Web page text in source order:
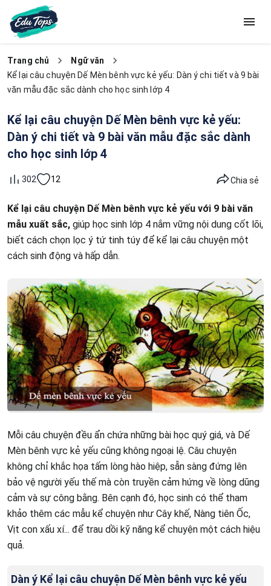
Trang chủ
Ngữ văn
Kể lại câu chuyện Dế Mèn bênh vực kẻ yếu: Dàn ý chi tiết và 9 bài
văn mẫu đặc sắc dành cho học sinh lớp 4
Kể lại câu chuyện Dế Mèn bênh vực kẻ yếu:
Dàn ý chi tiết và 9 bài văn mẫu đặc sắc dành
cho học sinh lớp 4
302 12 Chia sẻ
Kể lại câu chuyện Dế Mèn bênh vực kẻ yếu với 9 bài văn
mẫu xuất sắc, giúp học sinh lớp 4 nắm vững nội dung cốt lõi,
biết cách chọn lọc ý tứ tinh túy để kể lại câu chuyện một
cách sinh động và hấp dẫn.
Mỗi câu chuyện đều ẩn chứa những bài học quý giá, và Dế
Mèn bênh vực kẻ yếu cũng không ngoại lệ. Câu chuyện
không chỉ khắc họa tấm lòng hào hiệp, sẵn sàng đứng lên
bảo vệ người yếu thế mà còn truyền cảm hứng về lòng dũng
cảm và sự công bằng. Bên cạnh đó, học sinh có thể tham
khảo thêm các mẫu kể chuyện như Cây khế, Nàng tiên Ốc,
Vịt con xấu xí... để trau dồi kỹ năng kể chuyện một cách hiệu
quả.
Dàn ý Kể lại câu chuyện Dế Mèn bênh vực kẻ yếu